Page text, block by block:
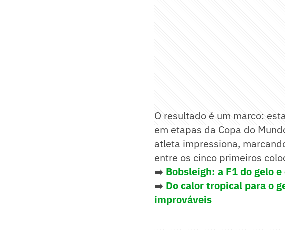
O resultado é um marco:
em etapas da Copa do
atleta impressiona,
entre os cinco primeiros
➡️ Bobsleigh: a F1 do gelo
➡️ Do calor tropical para o
improváveis